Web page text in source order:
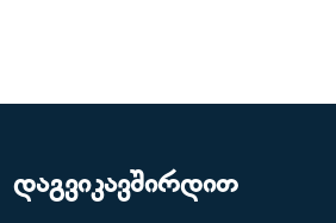
დაგვიკავშირდით